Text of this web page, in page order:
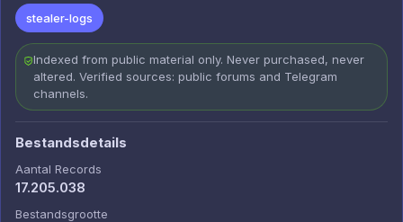
stealer-logs
Indexed from public material only. Never purchased, never
altered. Verified sources: public forums and Telegram
channels.
Bestandsdetails
Aantal Records
17.205.038
Bestandsgrootte